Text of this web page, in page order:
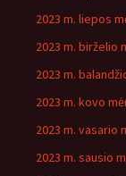
2023 m. liepos
2023 m. birželio
2023 m.
2023 m. kovo
2023 m. vasario
2023 m. sausio